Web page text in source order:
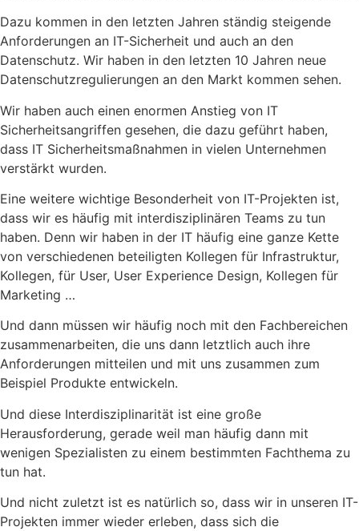
Dazu kommen in den letzten Jahren ständig steigende
Anforderungen an IT-Sicherheit und auch an den
Datenschutz. Wir haben in den letzten 10 Jahren neue
Datenschutzregulierungen an den Markt kommen sehen.
Wir haben auch einen enormen Anstieg von IT
Sicherheitsangriffen gesehen, die dazu geführt haben,
dass IT Sicherheitsmaßnahmen in vielen Unternehmen
verstärkt wurden.
Eine weitere wichtige Besonderheit von IT-Projekten ist,
dass wir es häufig mit interdisziplinären Teams zu tun
haben. Denn wir haben in der IT häufig eine ganze Kette
von verschiedenen beteiligten Kollegen für Infrastruktur,
Kollegen, für User, User Experience Design, Kollegen für
Marketing …
Und dann müssen wir häufig noch mit den Fachbereichen
zusammenarbeiten, die uns dann letztlich auch ihre
Anforderungen mitteilen und mit uns zusammen zum
Beispiel Produkte entwickeln.
Und diese Interdisziplinarität ist eine große
Herausforderung, gerade weil man häufig dann mit
wenigen Spezialisten zu einem bestimmten Fachthema zu
tun hat.
Und nicht zuletzt ist es natürlich so, dass wir in unseren IT-
Projekten immer wieder erleben, dass sich die